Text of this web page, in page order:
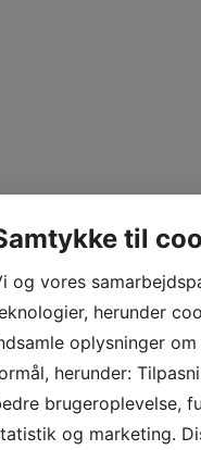
Vest, hvis du har
om mine ydelser til
dig!
til
og vores
herunder
oplysninger
herunder:
brugeroplevelse,
og marketing.